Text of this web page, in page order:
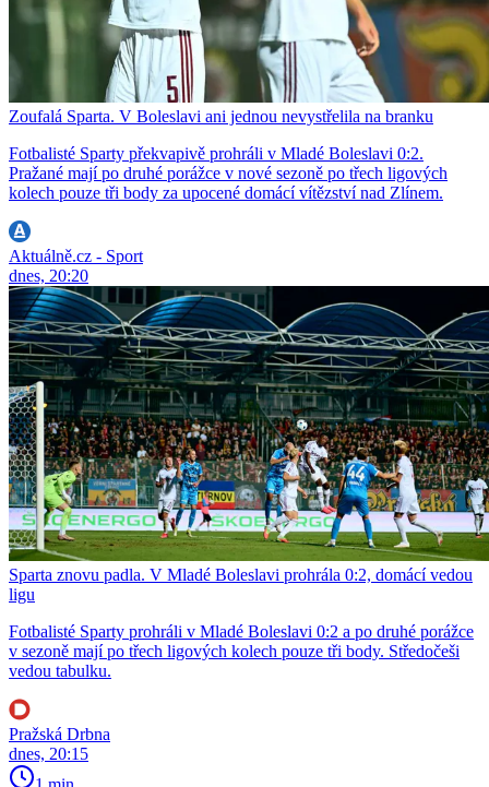
Zoufalá Sparta. V Boleslavi ani jednou nevystřelila na branku
Fotbalisté Sparty překvapivě prohráli v Mladé Boleslavi 0:2.
Pražané mají po druhé porážce v nové sezoně po třech ligových
kolech pouze tři body za upocené domácí vítězství nad Zlínem.
Aktuálně.cz - Sport
dnes, 20:20
Sparta znovu padla. V Mladé Boleslavi prohrála 0:2, domácí vedou
ligu
Fotbalisté Sparty prohráli v Mladé Boleslavi 0:2 a po druhé porážce
v sezoně mají po třech ligových kolech pouze tři body. Středočeši
vedou tabulku.
Pražská Drbna
dnes, 20:15